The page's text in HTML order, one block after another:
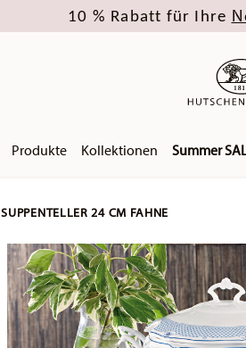
10 % Rabatt für Ihre
Produkte Kollektionen Summer
SUPPENTELLER 24 CM FAHNE